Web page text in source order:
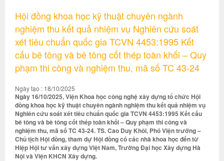
Hội đồng khoa học kỹ thuật chuyên ngành
nghiệm thu kết quả nhiệm vụ Nghiên cứu soát
xét tiêu chuẩn quốc gia TCVN 4453:1995 Kết
cấu bê tông và bê tông cốt thép toàn khối – Quy
phạm thi công và nghiệm thu, mã số TC 43-24
Ngày tạo : 18/10/2025
Ngày 16/10/2025, Viện Khoa học công nghệ xây dựng tổ chức Hội
đồng khoa học kỹ thuật chuyên ngành nghiệm thu kết quả nhiệm vụ
Nghiên cứu soát xét tiêu chuẩn quốc gia TCVN 4453:1995 Kết cấu
bê tông và bê tông cốt thép toàn khối – Quy phạm thi công và
nghiệm thu, mã số TC 43-24. TS. Cao Duy Khôi, Phó Viện trưởng –
Chủ tịch Hội đồng, tham dự Hội đồng có các nhà khoa học đến từ
Hiệp Hội tư vấn xây dựng Việt Nam, Trường Đại học Xây dựng Hà
Nội và Viện KHCN Xây dựng.